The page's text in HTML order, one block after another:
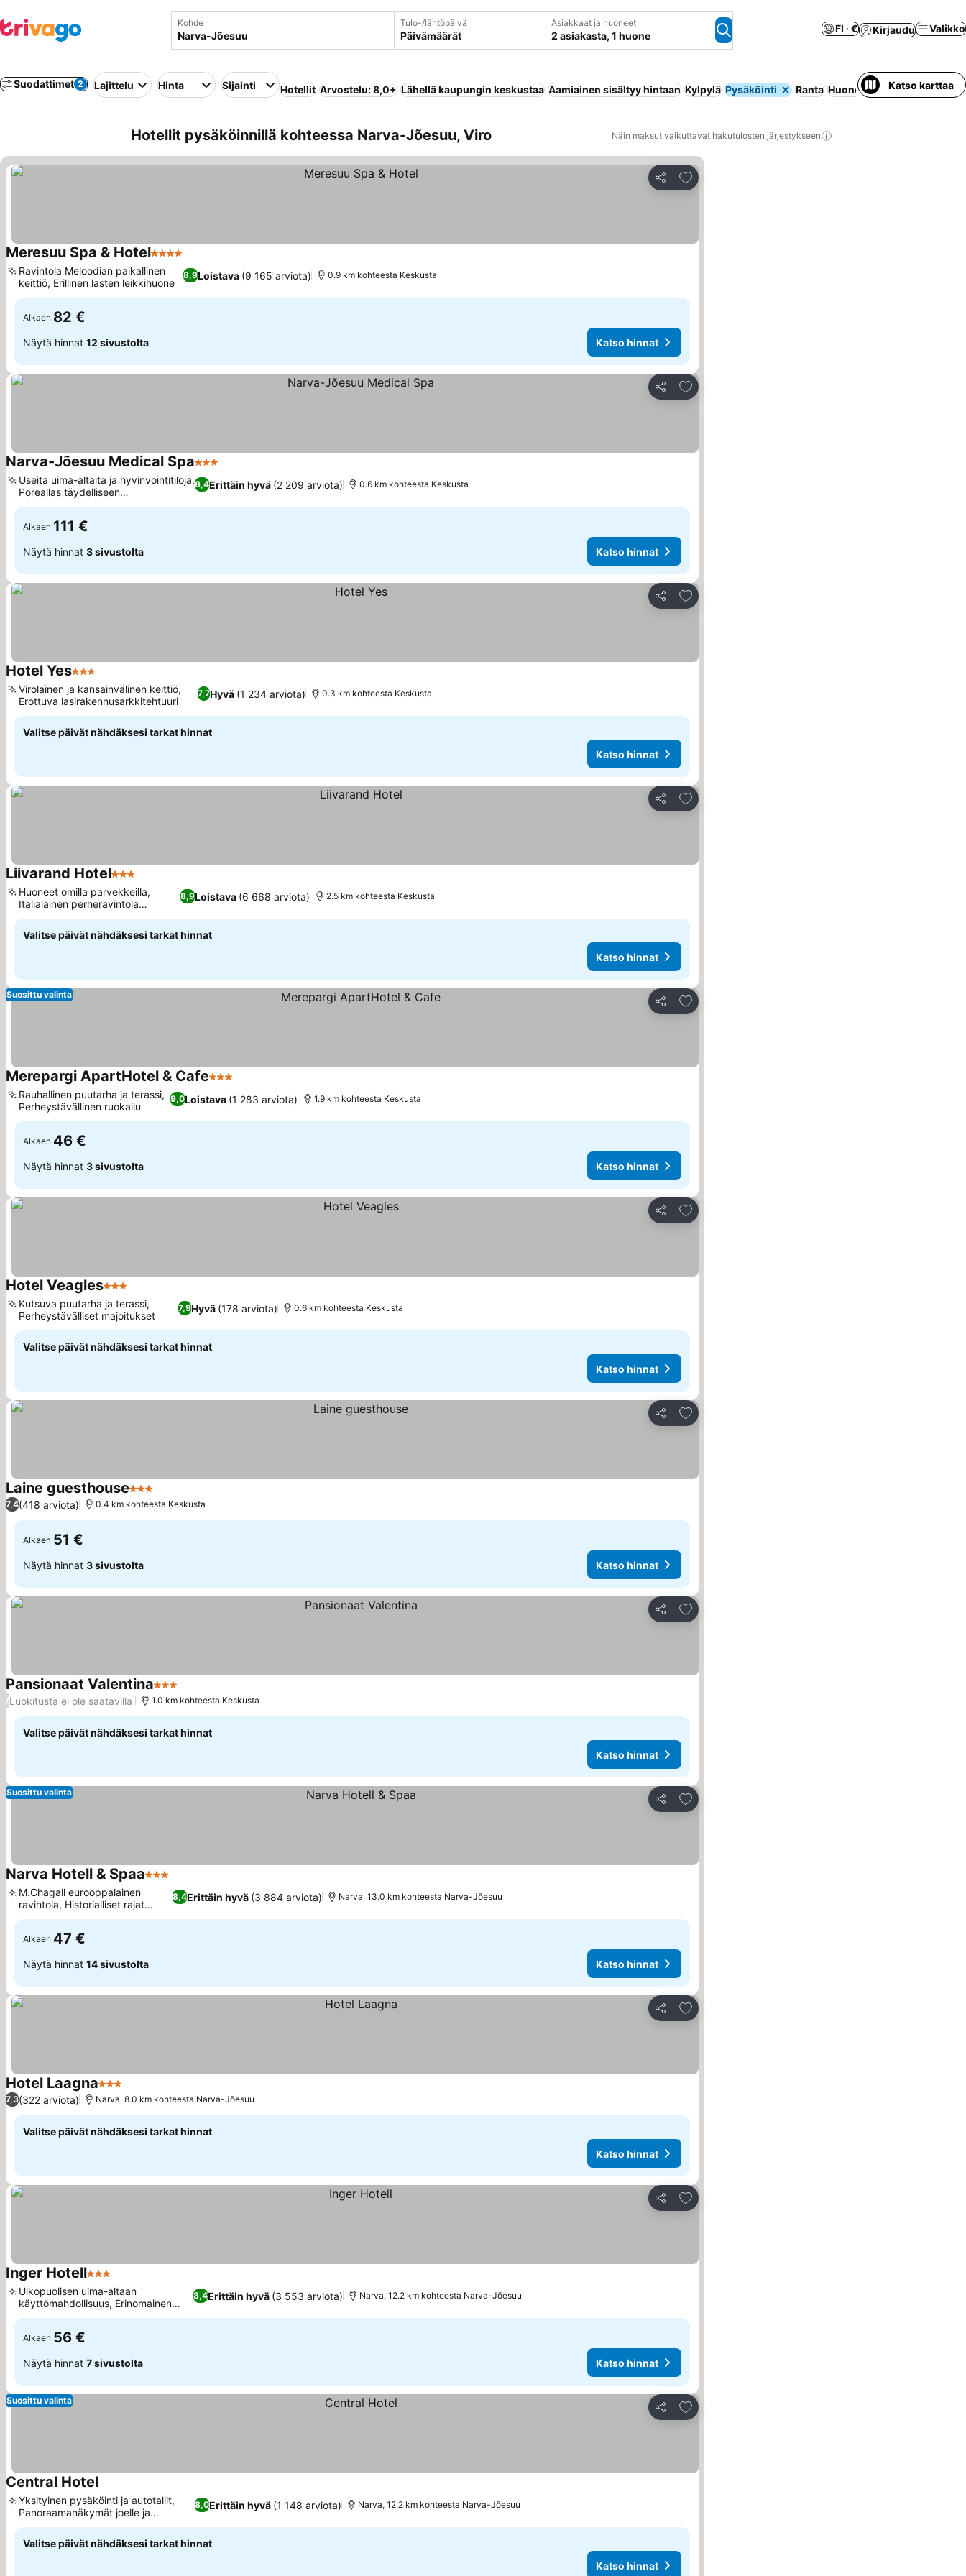
Kohde Tulo-/lähtöpäivä
Päivämäärät
Asiakkaat ja huoneet
2 asiakasta, 1 huone
FI · € Kirjaudu Valikko
Suodattimet 2 Lajittelu Hinta Sijainti Hotellit Arvostelu: 8,0+ Lähellä kaupungin keskustaa Aamiainen sisältyy hintaan Kylpylä Pysäköinti Ranta Huoneisto palveluilla
Katso karttaa
Hotellit pysäköinnillä kohteessa Narva-Jõesuu, Viro Näin maksut vaikuttavat hakutulosten järjestykseen
Jaa
Lisää suosikkeihin
Meresuu Spa & Hotel4 Tähtiluokitus
8,9Loistava (9 165 arviota)
Ravintola Meloodian paikallinen
keittiö, Erillinen lasten leikkihuone
0.9 km kohteesta Keskusta
Alkaen 82 €
Näytä hinnat 12 sivustolta Katso hinnat
Jaa
Lisää suosikkeihin
Narva-Jõesuu Medical Spa3 Tähtiluokitus
8,4Erittäin hyvä (2 209 arviota)
Useita uima-altaita ja hyvinvointitiloja,
Poreallas täydelliseen
rentoutumiseen
0.6 km kohteesta Keskusta
Alkaen 111 €
Näytä hinnat 3 sivustolta Katso hinnat
Jaa
Lisää suosikkeihin
Hotel Yes3 Tähtiluokitus
7,7Hyvä (1 234 arviota)
Virolainen ja kansainvälinen keittiö,
Erottuva lasirakennusarkkitehtuuri
0.3 km kohteesta Keskusta
Valitse päivät nähdäksesi tarkat hinnat
Katso hinnat
Jaa
Lisää suosikkeihin
Liivarand Hotel3 Tähtiluokitus
8,9Loistava (6 668 arviota)
Huoneet omilla parvekkeilla,
Italialainen perheravintola
Gioventu
2.5 km kohteesta Keskusta
Valitse päivät nähdäksesi tarkat hinnat
Katso hinnat
Jaa
Lisää suosikkeihin
Suosittu valinta
Merepargi ApartHotel & Cafe3 Tähtiluokitus
9,0Loistava (1 283 arviota)
Rauhallinen puutarha ja terassi,
Perheystävällinen ruokailu
1.9 km kohteesta Keskusta
Alkaen 46 €
Näytä hinnat 3 sivustolta Katso hinnat
Jaa
Lisää suosikkeihin
Hotel Veagles3 Tähtiluokitus
7,9Hyvä (178 arviota)
Kutsuva puutarha ja terassi,
Perheystävälliset majoitukset
0.6 km kohteesta Keskusta
Valitse päivät nähdäksesi tarkat hinnat
Katso hinnat
Jaa
Lisää suosikkeihin
Laine guesthouse3 Tähtiluokitus
7,4(418 arviota) 0.4 km kohteesta Keskusta
Alkaen 51 €
Näytä hinnat 3 sivustolta Katso hinnat
Jaa
Lisää suosikkeihin
Pansionaat Valentina3 Tähtiluokitus
/Luokitusta ei ole saatavilla 1.0 km kohteesta Keskusta
Valitse päivät nähdäksesi tarkat hinnat
Katso hinnat
Jaa
Lisää suosikkeihin
Suosittu valinta
Narva Hotell & Spaa3 Tähtiluokitus
8,4Erittäin hyvä (3 884 arviota)
M.Chagall eurooppalainen
ravintola, Historialliset rajat
näkyvillä
Narva, 13.0 km kohteesta Narva-Jõesuu
Alkaen 47 €
Näytä hinnat 14 sivustolta Katso hinnat
Jaa
Lisää suosikkeihin
Hotel Laagna3 Tähtiluokitus
7,3(322 arviota) Narva, 8.0 km kohteesta Narva-Jõesuu
Valitse päivät nähdäksesi tarkat hinnat
Katso hinnat
Jaa
Lisää suosikkeihin
Inger Hotell3 Tähtiluokitus
8,4Erittäin hyvä (3 553 arviota)
Ulkopuolisen uima-altaan
käyttömahdollisuus, Erinomainen
buffetaamiainen
Narva, 12.2 km kohteesta Narva-Jõesuu
Alkaen 56 €
Näytä hinnat 7 sivustolta Katso hinnat
Jaa
Lisää suosikkeihin
Suosittu valinta
Central Hotel
8,0Erittäin hyvä (1 148 arviota)
Yksityinen pysäköinti ja autotallit,
Panoraamanäkymät joelle ja
linnoitukselle
Narva, 12.2 km kohteesta Narva-Jõesuu
Valitse päivät nähdäksesi tarkat hinnat
Katso hinnat